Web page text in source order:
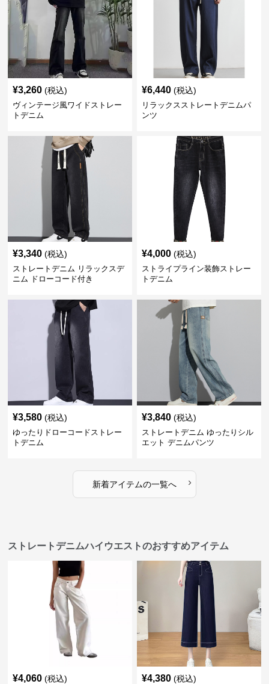
¥3,260 (税込)
ヴィンテージ風ワイドストレー
トデニム
¥6,440 (税込)
リラックスストレートデニムパ
ンツ
¥3,340 (税込)
ストレートデニム リラックスデ
ニム ドローコード付き
¥4,000 (税込)
ストライプライン装飾ストレー
トデニム
¥3,580 (税込)
ゆったりドローコードストレー
トデニム
¥3,840 (税込)
ストレートデニム ゆったりシル
エット デニムパンツ
新着アイテムの一覧へ ›
ストレートデニムハイウエストのおすすめアイテム
¥4,060 (税込) ¥4,380 (税込)